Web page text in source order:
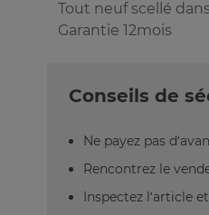
Tout neuf scellé
Garantie 12mois
Conseils de
Ne payez pas
Rencontrez le
Inspectez l’article